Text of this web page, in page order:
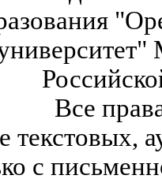
Все
текстовых,
с